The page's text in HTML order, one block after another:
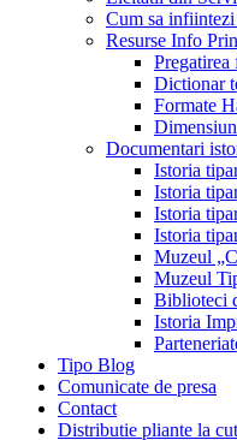
Cum sa
Resurse Info
Dictionar
Formate
Documentari
Istoria
Istoria
Istoria
Istoria
Muzeul
Muzeul
Biblioteci
Istoria
Tipo Blog
Comunicate de presa
Contact
Distributie pliante la